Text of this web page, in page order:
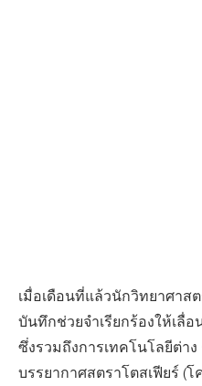
เมื่อเดือนที่แล้วนักวิทยาศาส
บันทึกช่วยจำเรียกร้องให้เลื่
ซึ่งรวมถึงการเทคโนโลยีต่า
บรรยากาศสตราโตสเฟียร์ (โ